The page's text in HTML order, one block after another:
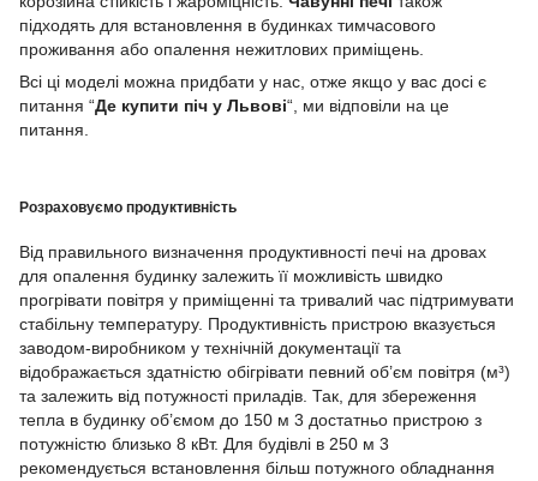
підходять для встановлення в будинках тимчасового
проживання або опалення нежитлових приміщень.
Всі ці моделі можна придбати у нас, отже якщо у вас досі є
питання “Де купити піч у Львові“, ми відповіли на це
питання.
Розраховуємо продуктивність
Від правильного визначення продуктивності печі на дровах
для опалення будинку залежить її можливість швидко
прогрівати повітря у приміщенні та тривалий час підтримувати
стабільну температуру. Продуктивність пристрою вказується
заводом-виробником у технічній документації та
відображається здатністю обігрівати певний об’єм повітря (м³)
та залежить від потужності приладів. Так, для збереження
тепла в будинку об’ємом до 150 м 3 достатньо пристрою з
потужністю близько 8 кВт. Для будівлі в 250 м 3
рекомендується встановлення більш потужного обладнання